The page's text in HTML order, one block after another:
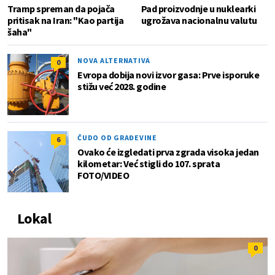
Tramp spreman da pojača
pritisak na Iran: "Kao partija
šaha"
Pad proizvodnje u nuklearki
ugrožava nacionalnu valutu
0 NOVA ALTERNATIVA
Evropa dobija novi izvor gasa: Prve isporuke
stižu već 2028. godine
6 ČUDO OD GRAĐEVINE
Ovako će izgledati prva zgrada visoka jedan
kilometar: Već stigli do 107. sprata
FOTO/VIDEO
Lokal
0